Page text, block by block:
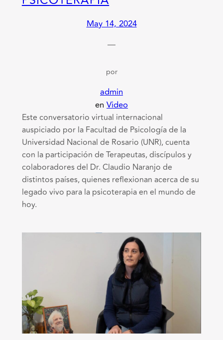
May 14, 2024
—
por
admin
en Video
Este conversatorio virtual internacional
auspiciado por la Facultad de Psicología de la
Universidad Nacional de Rosario (UNR), cuenta
con la participación de Terapeutas, discípulos y
colaboradores del Dr. Claudio Naranjo de
distintos países, quienes reflexionan acerca de su
legado vivo para la psicoterapia en el mundo de
hoy.